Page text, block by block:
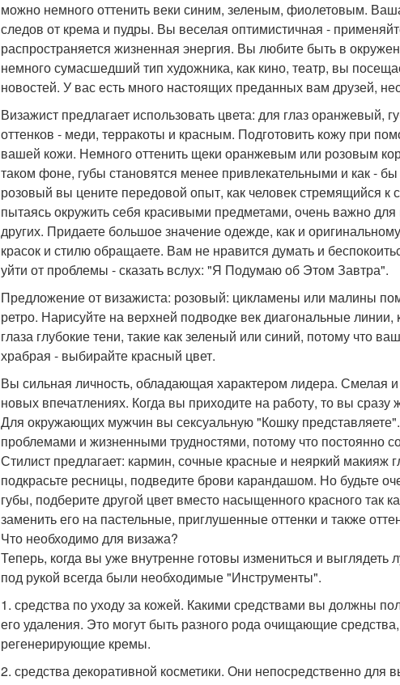
можно немного оттенить веки синим, зеленым, фиолетовым.
следов от крема и пудры. Вы веселая оптимистичная -
распространяется жизненная энергия. Вы любите быть в
немного сумасшедший тип художника, как кино, театр, вы
новостей. У вас есть много настоящих преданных вам друзей,
Визажист предлагает использовать цвета: для глаз оранжевый,
оттенков - меди, терракоты и красным. Подготовить кожу при
вашей кожи. Немного оттенить щеки оранжевым или розовым
таком фоне, губы становятся менее привлекательными и как -
розовый вы цените передовой опыт, как человек стремящийся
пытаясь окружить себя красивыми предметами, очень важно
других. Придаете большое значение одежде, как и
красок и стилю обращаете. Вам не нравится думать и
уйти от проблемы - сказать вслух: "Я Подумаю об Этом Завтра".
Предложение от визажиста: розовый: цикламены или малины
ретро. Нарисуйте на верхней подводке век диагональные
глаза глубокие тени, такие как зеленый или синий, потому что
храбрая - выбирайте красный цвет.
Вы сильная личность, обладающая характером лидера. Смелая
новых впечатлениях. Когда вы приходите на работу, то вы
Для окружающих мужчин вы сексуальную "Кошку
проблемами и жизненными трудностями, потому что постоянно
Стилист предлагает: кармин, сочные красные и неяркий
подкрасьте ресницы, подведите брови карандашом. Но будьте
губы, подберите другой цвет вместо насыщенного красного так
заменить его на пастельные, приглушенные оттенки и также
Что необходимо для визажа?
Теперь, когда вы уже внутренне готовы измениться и выглядеть
под рукой всегда были необходимые "Инструменты".
1. средства по уходу за кожей. Какими средствами вы должны
его удаления. Это могут быть разного рода очищающие
регенерирующие кремы.
2. средства декоративной косметики. Они непосредственно